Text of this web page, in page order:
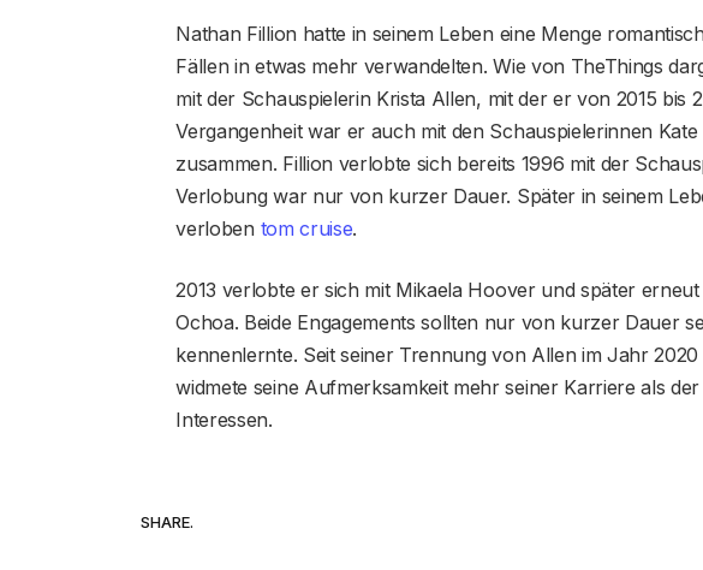
Nathan Fillion hatte in seinem Leben eine Menge
Fällen in etwas mehr verwandelten. Wie von TheThings
mit der Schauspielerin Krista Allen, mit der er von 2015 bis
Vergangenheit war er auch mit den Schauspielerinnen
zusammen. Fillion verlobte sich bereits 1996 mit der
Verlobung war nur von kurzer Dauer. Später in seinem
verloben tom cruise.
2013 verlobte er sich mit Mikaela Hoover und später
Ochoa. Beide Engagements sollten nur von kurzer Dauer
kennenlernte. Seit seiner Trennung von Allen im Jahr 2020
widmete seine Aufmerksamkeit mehr seiner Karriere als
Interessen.
SHARE.